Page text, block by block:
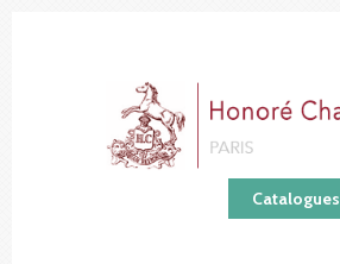
Catalogues